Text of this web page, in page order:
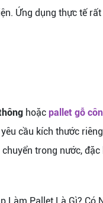
Ứng dụng thực tế
hoặc pallet gỗ
cầu kích thước
trong nước, đặc